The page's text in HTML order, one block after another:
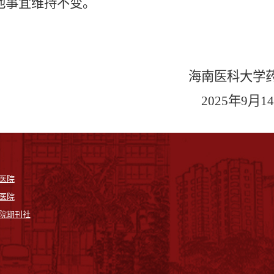
事宜维持不变。
海南医科大学
2025年9月
院
院
期刊社